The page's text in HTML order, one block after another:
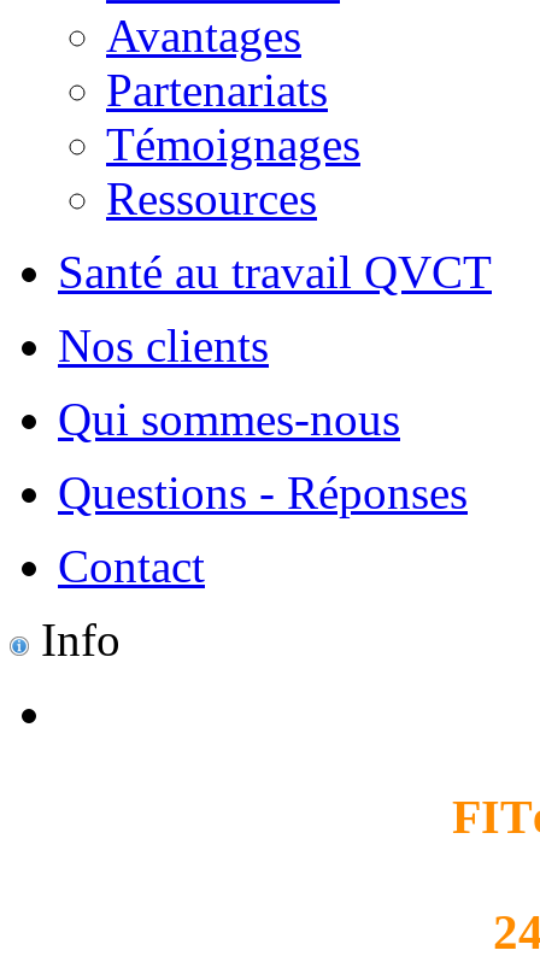
Avantages
Partenariats
Témoignages
Ressources
Santé au travail QVCT
Nos clients
Qui sommes-nous
Questions - Réponses
Contact
Info